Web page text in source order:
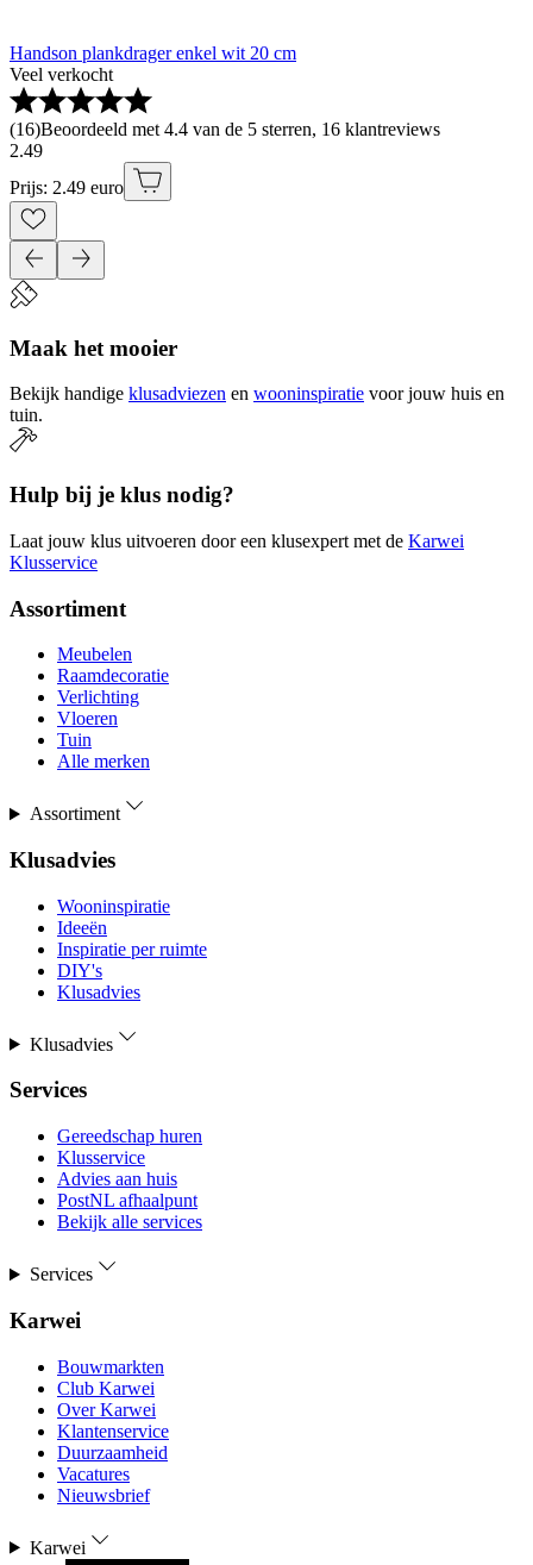
Handson plankdrager enkel wit 20 cm
Veel verkocht
(16)Beoordeeld met 4.4 van de 5 sterren, 16 klantreviews
2.49
Prijs: 2.49 euro
Maak het mooier
Bekijk handige klusadviezen en wooninspiratie voor jouw huis en
tuin.
Hulp bij je klus nodig?
Laat jouw klus uitvoeren door een klusexpert met de Karwei
Klusservice
Assortiment
Meubelen
Raamdecoratie
Verlichting
Vloeren
Tuin
Alle merken
Assortiment
Klusadvies
Wooninspiratie
Ideeën
Inspiratie per ruimte
DIY's
Klusadvies
Klusadvies
Services
Gereedschap huren
Klusservice
Advies aan huis
PostNL afhaalpunt
Bekijk alle services
Services
Karwei
Bouwmarkten
Club Karwei
Over Karwei
Klantenservice
Duurzaamheid
Vacatures
Nieuwsbrief
Karwei